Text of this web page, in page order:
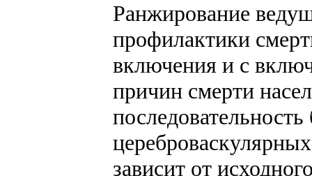
Ранжирование
профилактики
включения и с
причин смерти
зависит от